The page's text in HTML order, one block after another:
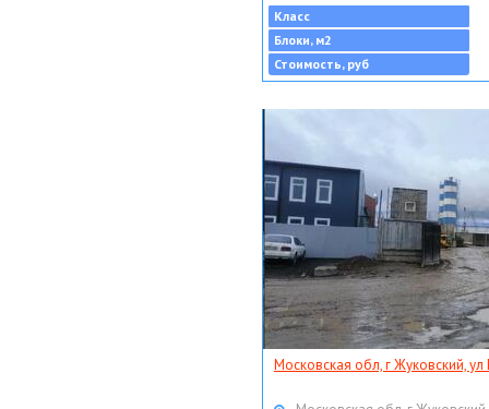
Класс
Блоки, м2
Стоимость, руб
Московская обл, г Жуковский,